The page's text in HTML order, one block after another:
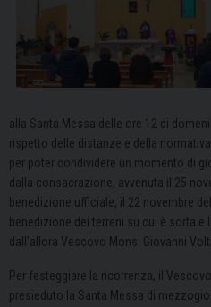
alla Santa Messa delle ore 12 di
rispetto delle distanze e della
per poter condividere un momento di
dalla consacrazione, avvenuta il 25
benedizione ufficiale, il 22 novembre
benedizione dei terreni su cui è sorta
dall’allora Vescovo Mons. Giovanni
Per festeggiare la ricorrenza, il
presieduto la Santa Messa di